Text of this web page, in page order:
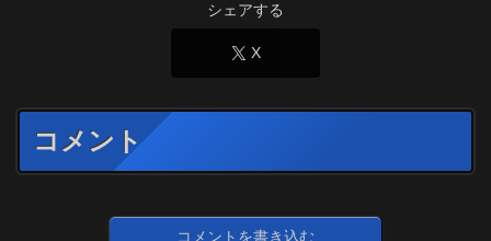
シェアする
X
コメント
コメントを書き込む